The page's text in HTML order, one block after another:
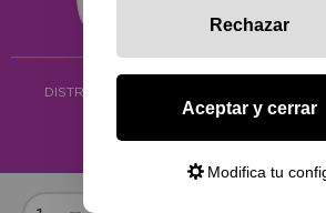
DISTRIBUCIÓN ALIMENTACIÓN
Copyright © 2026 ·
·Ecocash Productos
Rechazar
Aceptar y cerrar
Modifica tu